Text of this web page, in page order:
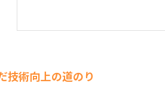
信頼が築く、安全で美
足立区の職人が伝えた
なぜ足立区で外壁塗装
技術向上の道のり